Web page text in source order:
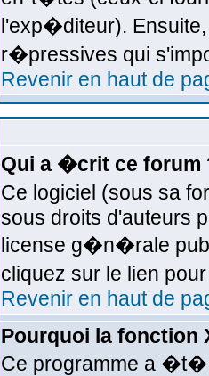
l'exp�diteur).
r�pressives qui
Revenir en haut de
Qui a �crit ce forum
Ce logiciel (sous sa
sous droits d'auteurs
license g�n�rale
cliquez sur le lien
Revenir en haut de
Pourquoi la fonction
Ce programme a �t�